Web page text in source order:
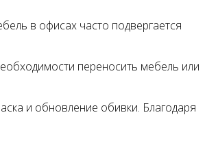
в офисах часто подвергается
переносить мебель или
и обновление обивки. Благодаря